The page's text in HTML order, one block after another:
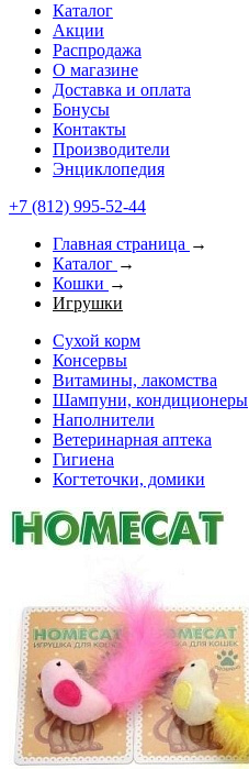
Каталог
Акции
Распродажа
О магазине
Доставка и оплата
Бонусы
Контакты
Производители
Энциклопедия
+7 (812) 995-52-44
Главная страница →
Каталог →
Кошки →
Игрушки
Сухой корм
Консервы
Витамины, лакомства
Шампуни, кондиционеры
Наполнители
Ветеринарная аптека
Гигиена
Когтеточки, домики